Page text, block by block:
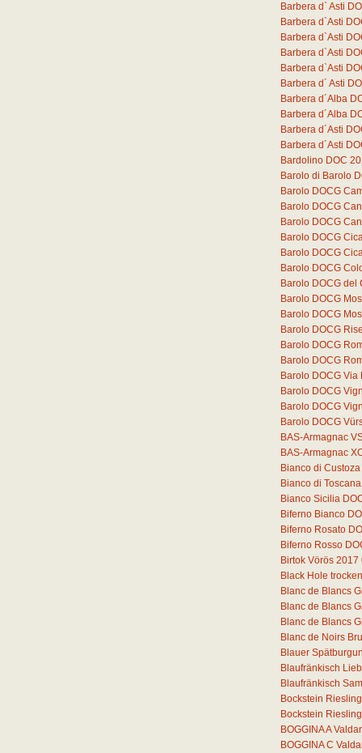
Barbera d` Asti
Barbera d`Asti
Barbera d`Asti
Barbera d`Asti
Barbera d`Asti
Barbera d´ Asti
Barbera d´Alba
Barbera d´Alba
Barbera d´Asti
Barbera d´Asti
Bardolino DOC
Barolo di Barolo
Barolo DOCG
Barolo DOCG
Barolo DOCG
Barolo DOCG
Barolo DOCG
Barolo DOCG
Barolo DOCG
Barolo DOCG
Barolo DOCG
Barolo DOCG
Barolo DOCG
Barolo DOCG
Barolo DOCG Via
Barolo DOCG
Barolo DOCG
Barolo DOCG
BAS-Armagnac
BAS-Armagnac
Bianco di
Bianco di
Bianco Sicilia
Biferno Bianco
Biferno Rosato
Biferno Rosso
Birtok Vörös 2017
Black Hole
Blanc de Blancs
Blanc de Blancs
Blanc de Blancs
Blanc de Noirs
Blauer
Blaufränkisch
Blaufränkisch
Bockstein
Bockstein
BOGGINA A
BOGGINA C